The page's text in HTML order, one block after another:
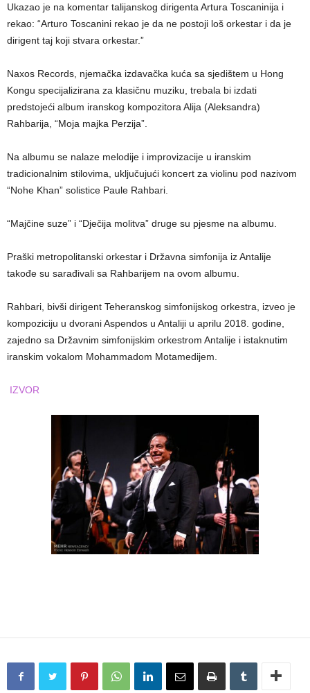
Ukazao je na komentar talijanskog dirigenta Artura Toscaninija i
rekao: “Arturo Toscanini rekao je da ne postoji loš orkestar i da je
dirigent taj koji stvara orkestar.”
Naxos Records, njemačka izdavačka kuća sa sjedištem u Hong
Kongu specijalizirana za klasičnu muziku, trebala bi izdati
predstojeći album iranskog kompozitora Alija (Aleksandra)
Rahbarija, “Moja majka Perzija”.
Na albumu se nalaze melodije i improvizacije u iranskim
tradicionalnim stilovima, uključujući koncert za violinu pod nazivom
“Nohe Khan” solistice Paule Rahbari.
“Majčine suze” i “Dječija molitva” druge su pjesme na albumu.
Praški metropolitanski orkestar i Državna simfonija iz Antalije
takođe su sarađivali sa Rahbarijem na ovom albumu.
Rahbari, bivši dirigent Teheranskog simfonijskog orkestra, izveo je
kompoziciju u dvorani Aspendos u Antaliji u aprilu 2018. godine,
zajedno sa Državnim simfonijskim orkestrom Antalije i istaknutim
iranskim vokalom Mohammadom Motamedijem.
IZVOR